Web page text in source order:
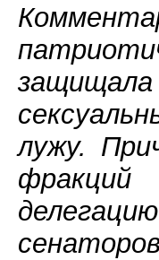
защищала
лужу.